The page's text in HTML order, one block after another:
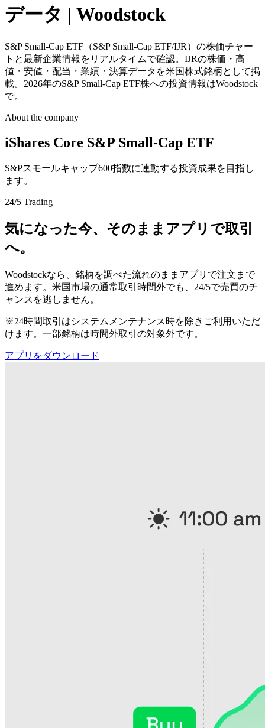
データ | Woodstock
S&P Small-Cap ETF（S&P Small-Cap ETF/IJR）の株価チャー
トと最新企業情報をリアルタイムで確認。IJRの株価・高
値・安値・配当・業績・決算データを米国株式銘柄として掲
載。2026年のS&P Small-Cap ETF株への投資情報はWoodstock
で。
About the company
iShares Core S&P Small-Cap ETF
S&Pスモールキャップ600指数に連動する投資成果を目指し
ます。
24/5 Trading
気になった今、そのままアプリで取引
へ。
Woodstockなら、銘柄を調べた流れのままアプリで注文まで
進めます。米国市場の通常取引時間外でも、24/5で売買のチ
ャンスを逃しません。
※24時間取引はシステムメンテナンス時を除きご利用いただ
けます。一部銘柄は時間外取引の対象外です。
アプリをダウンロード